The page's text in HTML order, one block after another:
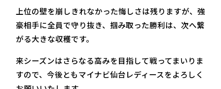
上位の壁を崩しきれなかった悔しさは残りますが、強
豪相手に全員で守り抜き、掴み取った勝利は、次へ繋
がる大きな収穫です。
来シーズンはさらなる高みを目指して戦ってまいりま
すので、今後ともマイナビ仙台レディースをよろしく